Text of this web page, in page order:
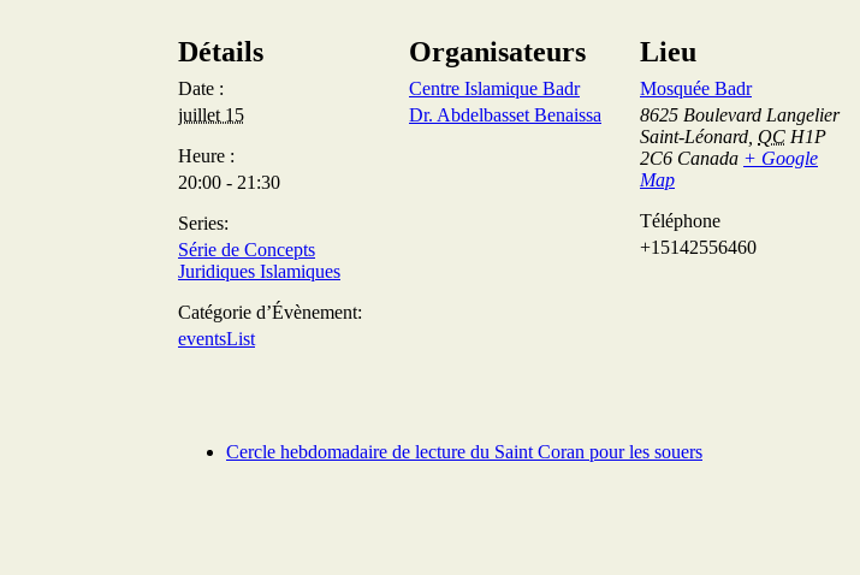
Détails
Date :
juillet 15
Heure :
20:00 - 21:30
Series:
Série de Concepts
Juridiques Islamiques
Catégorie d’Évènement:
eventsList
Organisateurs
Centre Islamique Badr
Dr. Abdelbasset Benaissa
Lieu
Mosquée Badr
8625 Boulevard Langelier
Saint-Léonard QC H1P
2C6 Canada + Google
Map
Téléphone
+15142556460
Cercle hebdomadaire de lecture du Saint Coran pour les souers